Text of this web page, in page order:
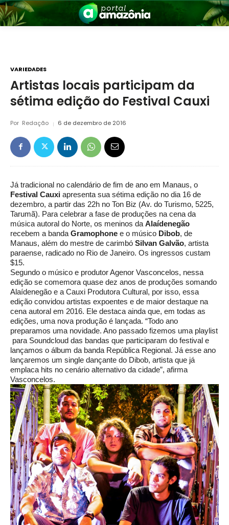
Amazônia
VARIEDADES
Artistas locais participam da
sétima edição do Festival Cauxi
Por Redação 6 de dezembro de 2016
Já tradicional no calendário de fim de ano em Manaus, o
Festival Cauxi apresenta sua sétima edição no dia 16 de
dezembro, a partir das 22h no Ton Biz (Av. do Turismo, 5225,
Tarumã). Para celebrar a fase de produções na cena da
música autoral do Norte, os meninos da Alaídenegão
recebem a banda Gramophone e o músico Dibob, de
Manaus, além do mestre de carimbó Silvan Galvão, artista
paraense, radicado no Rio de Janeiro. Os ingressos custam
$15.
Segundo o músico e produtor Agenor Vasconcelos, nessa
edição se comemora quase dez anos de produções somando
Alaídenegão e a Cauxi Produtora Cultural, por isso, essa
edição convidou artistas expoentes e de maior destaque na
cena autoral em 2016. Ele destaca ainda que, em todas as
edições, uma nova produção é lançada. “Todo ano
preparamos uma novidade. Ano passado fizemos uma playlist
para Soundcloud das bandas que participaram do festival e
lançamos o álbum da banda República Regional. Já esse ano
lançaremos um single dançante do Dibob, artista que já
emplaca hits no cenário alternativo da cidade”, afirma
Vasconcelos.